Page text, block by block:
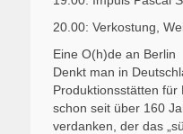
20.00: Verkostung,
Eine O(h)de an Berlin
Denkt man in
Produktionsstätten
schon seit über 160
verdanken, der das